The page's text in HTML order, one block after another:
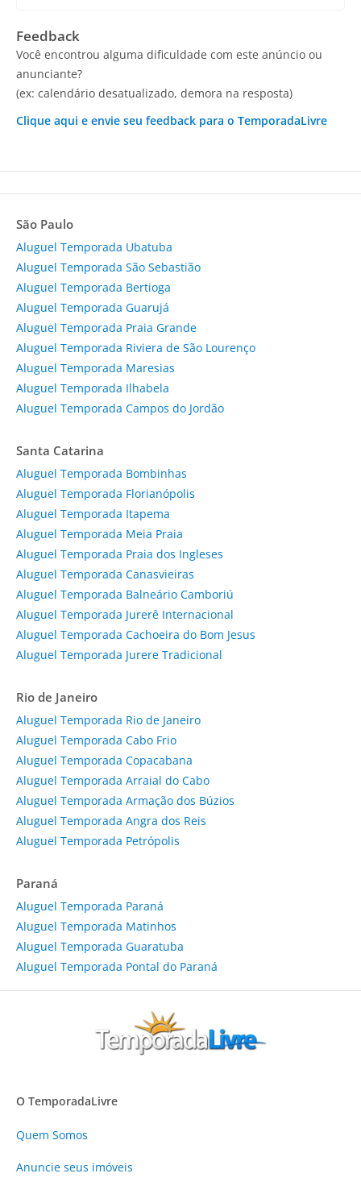
Feedback
Você encontrou alguma dificuldade com este anúncio ou
anunciante?
(ex: calendário desatualizado, demora na resposta)
Clique aqui e envie seu feedback para o TemporadaLivre
São Paulo
Aluguel Temporada Ubatuba
Aluguel Temporada São Sebastião
Aluguel Temporada Bertioga
Aluguel Temporada Guarujá
Aluguel Temporada Praia Grande
Aluguel Temporada Riviera de São Lourenço
Aluguel Temporada Maresias
Aluguel Temporada Ilhabela
Aluguel Temporada Campos do Jordão
Santa Catarina
Aluguel Temporada Bombinhas
Aluguel Temporada Florianópolis
Aluguel Temporada Itapema
Aluguel Temporada Meia Praia
Aluguel Temporada Praia dos Ingleses
Aluguel Temporada Canasvieiras
Aluguel Temporada Balneário Camboriú
Aluguel Temporada Jurerê Internacional
Aluguel Temporada Cachoeira do Bom Jesus
Aluguel Temporada Jurere Tradicional
Rio de Janeiro
Aluguel Temporada Rio de Janeiro
Aluguel Temporada Cabo Frio
Aluguel Temporada Copacabana
Aluguel Temporada Arraial do Cabo
Aluguel Temporada Armação dos Búzios
Aluguel Temporada Angra dos Reis
Aluguel Temporada Petrópolis
Paraná
Aluguel Temporada Paraná
Aluguel Temporada Matinhos
Aluguel Temporada Guaratuba
Aluguel Temporada Pontal do Paraná
O TemporadaLivre
Quem Somos
Anuncie seus imóveis